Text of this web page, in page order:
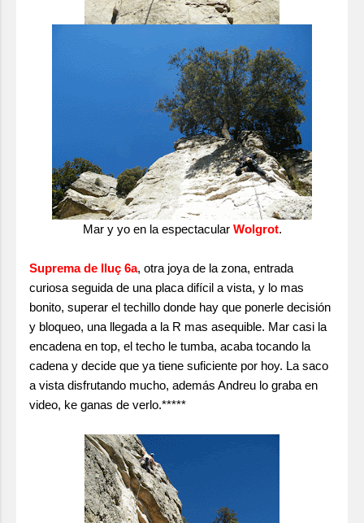
Mar y yo en la espectacular Wolgrot.
Suprema de lluç 6a, otra joya de la zona, entrada
curiosa seguida de una placa difícil a vista, y lo mas
bonito, superar el techillo donde hay que ponerle decisión
y bloqueo, una llegada a la R mas asequible. Mar casi la
encadena en top, el techo le tumba, acaba tocando la
cadena y decide que ya tiene suficiente por hoy. La saco
a vista disfrutando mucho, además Andreu lo graba en
video, ke ganas de verlo.*****